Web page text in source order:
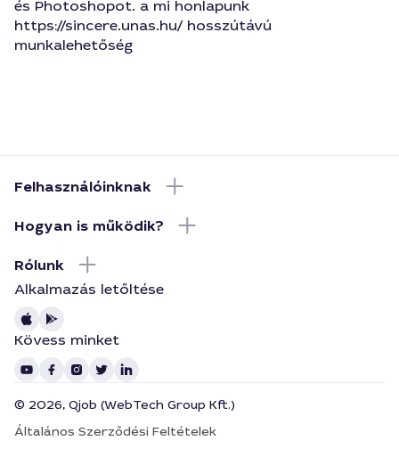
és Photoshopot. a mi honlapunk
https://sincere.unas.hu/ hosszútávú
munkalehetőség
Felhasználóinknak
Hogyan is működik?
Rólunk
Alkalmazás letőltése
Kövess minket
© 2026, Qjob (WebTech Group Kft.)
Általános Szerződési Feltételek